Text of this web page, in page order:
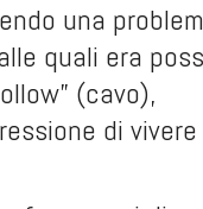
una
quali era
(cavo),
di